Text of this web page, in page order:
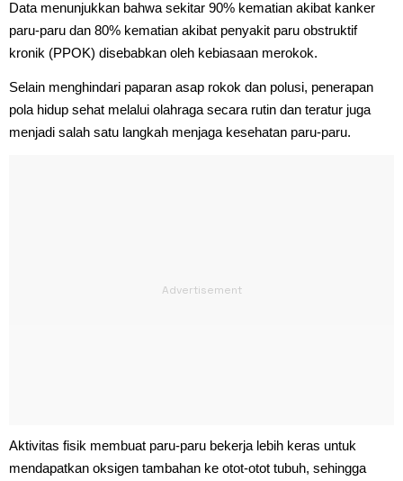
Data menunjukkan bahwa sekitar 90% kematian akibat kanker
paru-paru dan 80% kematian akibat penyakit paru obstruktif
kronik (PPOK) disebabkan oleh kebiasaan merokok.
Selain menghindari paparan asap rokok dan polusi, penerapan
pola hidup sehat melalui olahraga secara rutin dan teratur juga
menjadi salah satu langkah menjaga kesehatan paru-paru.
Aktivitas fisik membuat paru-paru bekerja lebih keras untuk
mendapatkan oksigen tambahan ke otot-otot tubuh, sehingga